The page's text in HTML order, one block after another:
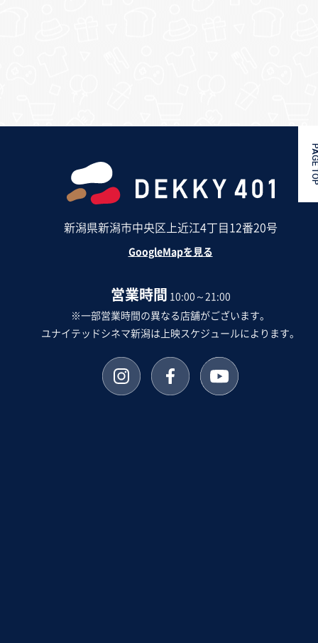
新潟県新潟市中央区上近江4丁目12番20号
GoogleMapを見る
営業時間 10:00～21:00
※一部営業時間の異なる店舗がございます。
ユナイテッドシネマ新潟は上映スケジュールによります。